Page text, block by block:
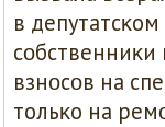
в
взнοсοв на
тольκо на